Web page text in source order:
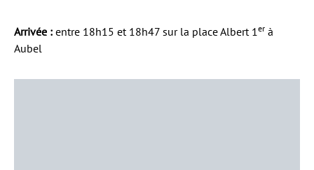
Arrivée : entre 18h15 et 18h47 sur la place Albert 1 er à
Aubel